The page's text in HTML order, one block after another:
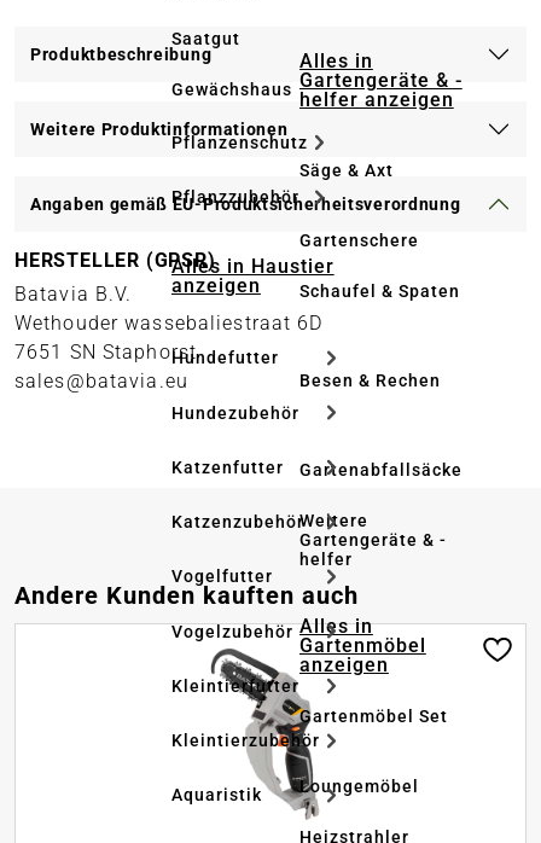
Saatgut
Gewächshaus
Pflanzenschutz
Pflanzzubehör
Alles in Haustier
anzeigen
Hundefutter
Hundezubehör
Katzenfutter
Katzenzubehör
Vogelfutter
Vogelzubehör
Kleintierfutter
Kleintierzubehör
Aquaristik
Alles in
Gartengeräte & -
helfer anzeigen
Säge & Axt
Gartenschere
Schaufel & Spaten
Besen & Rechen
Gartenabfallsäcke
Weitere
Gartengeräte & -
helfer
Alles in
Gartenmöbel
anzeigen
Gartenmöbel Set
Loungemöbel
Heizstrahler
Produktbeschreibung
Weitere Produktinformationen
Angaben gemäß EU-Produktsicherheitsverordnung
HERSTELLER (GPSR)
Batavia B.V.
Wethouder wassebaliestraat 6D
7651 SN Staphorst
sales@batavia.eu
Produktgalerie überspringen
Andere Kunden kauften auch